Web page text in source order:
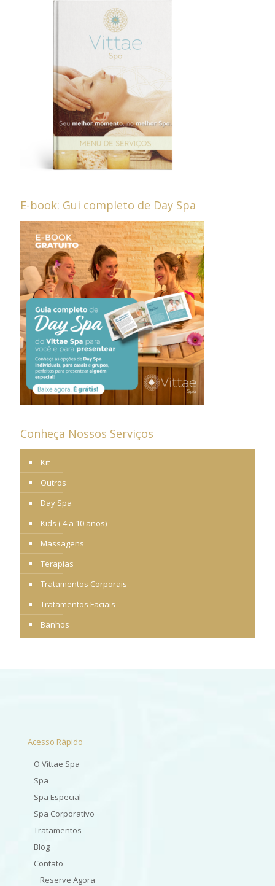
E-book: Gui completo de Day Spa
Conheça Nossos Serviços
Kit
Outros
Day Spa
Kids ( 4 a 10 anos)
Massagens
Terapias
Tratamentos Corporais
Tratamentos Faciais
Banhos
Acesso Rápido
O Vittae Spa
Spa
Spa Especial
Spa Corporativo
Tratamentos
Blog
Contato
Reserve Agora